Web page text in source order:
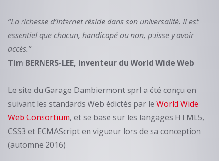
La richesse d’internet réside dans son universalité. Il est
essentiel que chacun, handicapé ou non, puisse y avoir
accès.
Tim BERNERS-LEE, inventeur du World Wide Web
Le site du Garage Dambiermont sprl a été conçu en
suivant les standards Web édictés par le World Wide
Web Consortium, et se base sur les langages HTML5,
CSS3 et ECMAScript en vigueur lors de sa conception
(automne 2016).